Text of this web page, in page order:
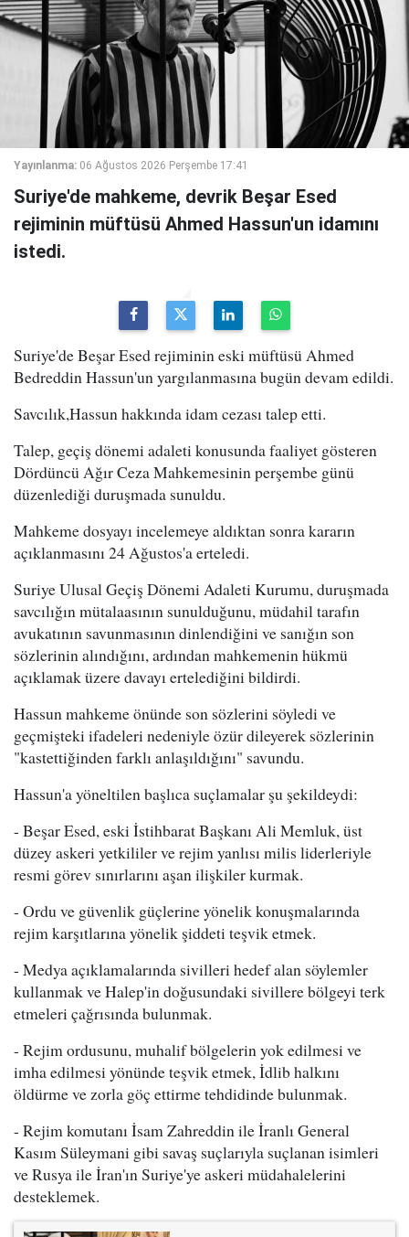
Yayınlanma: 06 Ağustos 2026 Perşembe 17:41
Suriye'de mahkeme, devrik Beşar Esed
rejiminin müftüsü Ahmed Hassun'un idamını
istedi.
Suriye'de Beşar Esed rejiminin eski müftüsü Ahmed
Bedreddin Hassun'un yargılanmasına bugün devam edildi.
Savcılık,Hassun hakkında idam cezası talep etti.
Talep, geçiş dönemi adaleti konusunda faaliyet gösteren
Dördüncü Ağır Ceza Mahkemesinin perşembe günü
düzenlediği duruşmada sunuldu.
Mahkeme dosyayı incelemeye aldıktan sonra kararın
açıklanmasını 24 Ağustos'a erteledi.
Suriye Ulusal Geçiş Dönemi Adaleti Kurumu, duruşmada
savcılığın mütalaasının sunulduğunu, müdahil tarafın
avukatının savunmasının dinlendiğini ve sanığın son
sözlerinin alındığını, ardından mahkemenin hükmü
açıklamak üzere davayı ertelediğini bildirdi.
Hassun mahkeme önünde son sözlerini söyledi ve
geçmişteki ifadeleri nedeniyle özür dileyerek sözlerinin
"kastettiğinden farklı anlaşıldığını" savundu.
Hassun'a yöneltilen başlıca suçlamalar şu şekildeydi:
- Beşar Esed, eski İstihbarat Başkanı Ali Memluk, üst
düzey askeri yetkililer ve rejim yanlısı milis liderleriyle
resmi görev sınırlarını aşan ilişkiler kurmak.
- Ordu ve güvenlik güçlerine yönelik konuşmalarında
rejim karşıtlarına yönelik şiddeti teşvik etmek.
- Medya açıklamalarında sivilleri hedef alan söylemler
kullanmak ve Halep'in doğusundaki sivillere bölgeyi terk
etmeleri çağrısında bulunmak.
- Rejim ordusunu, muhalif bölgelerin yok edilmesi ve
imha edilmesi yönünde teşvik etmek, İdlib halkını
öldürme ve zorla göç ettirme tehdidinde bulunmak.
- Rejim komutanı İsam Zahreddin ile İranlı General
Kasım Süleymani gibi savaş suçlarıyla suçlanan isimleri
ve Rusya ile İran'ın Suriye'ye askeri müdahalelerini
desteklemek.